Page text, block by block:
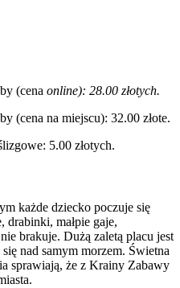
(cena online): 28.00 złotych.
(cena na miejscu): 32.00 złote.
5.00 złotych.
każde dziecko poczuje się
małpie gaje,
brakuje. Dużą zaletą placu jest
nad samym morzem. Świetna
sprawiają, że z Krainy Zabawy